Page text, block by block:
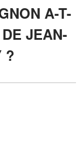
A-T-
JEAN-
?